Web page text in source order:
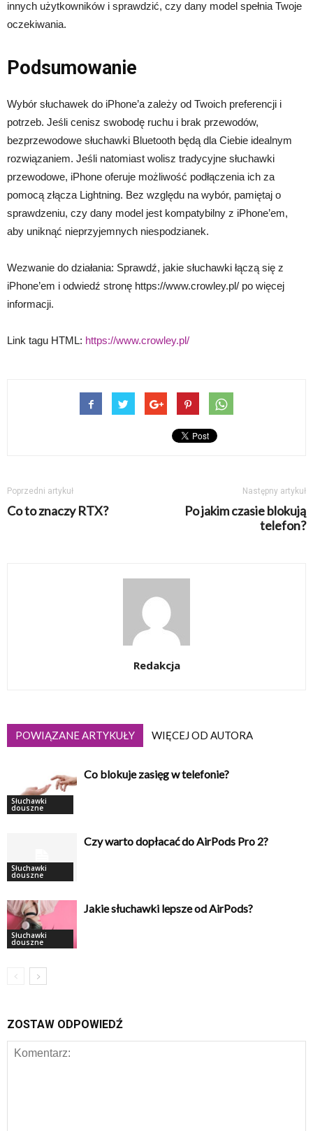
innych użytkowników i sprawdzić, czy dany model spełnia Twoje
oczekiwania.
Podsumowanie
Wybór słuchawek do iPhone’a zależy od Twoich preferencji i
potrzeb. Jeśli cenisz swobodę ruchu i brak przewodów,
bezprzewodowe słuchawki Bluetooth będą dla Ciebie idealnym
rozwiązaniem. Jeśli natomiast wolisz tradycyjne słuchawki
przewodowe, iPhone oferuje możliwość podłączenia ich za
pomocą złącza Lightning. Bez względu na wybór, pamiętaj o
sprawdzeniu, czy dany model jest kompatybilny z iPhone’em,
aby uniknąć nieprzyjemnych niespodzianek.
Wezwanie do działania: Sprawdź, jakie słuchawki łączą się z
iPhone’em i odwiedź stronę https://www.crowley.pl/ po więcej
informacji.
Link tagu HTML: https://www.crowley.pl/
Poprzedni artykuł
Co to znaczy RTX?
Następny artykuł
Po jakim czasie blokują
telefon?
Redakcja
POWIĄZANE ARTYKUŁY WIĘCEJ OD AUTORA
Słuchawki
douszne
Co blokuje zasięg w telefonie?
Słuchawki
douszne
Czy warto dopłacać do AirPods Pro 2?
Słuchawki
douszne
Jakie słuchawki lepsze od AirPods?
ZOSTAW ODPOWIEDŹ